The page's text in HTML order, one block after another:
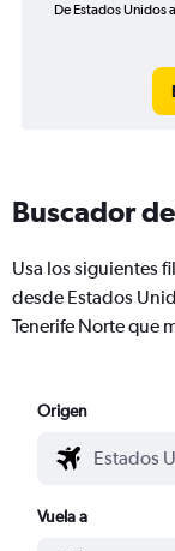
De Estados Unidos
Buscador
Usa los siguientes
desde Estados
Tenerife Norte que
Origen
Vuela a